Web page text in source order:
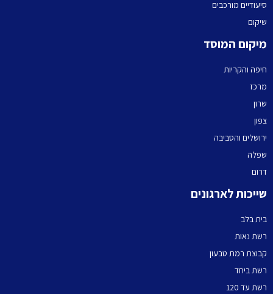
סיעודיים מורכבים
שיקום
מיקום המוסד
חיפה והקריות
מרכז
שרון
צפון
ירושלים והסביבה
שפלה
דרום
שייכות לארגונים
בית בלב
רשת נאות
קבוצת רמת טבעון
רשת ביחד
רשת עד 120